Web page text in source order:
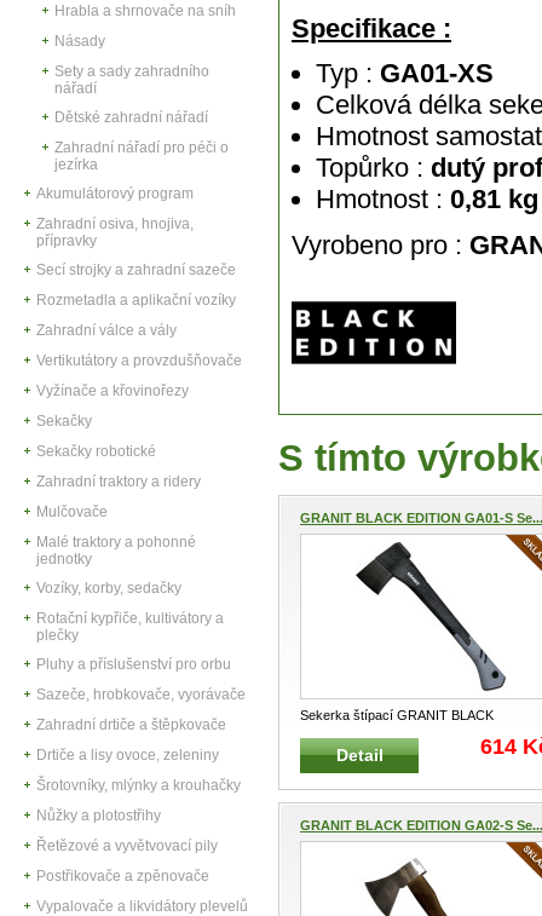
Hrabla a shrnovače na sníh
Násady
Sety a sady zahradního
nářadí
Dětské zahradní nářadí
Zahradní nářadí pro péči o
jezírka
Akumulátorový program
Zahradní osiva, hnojiva,
přípravky
Secí strojky a zahradní sazeče
Rozmetadla a aplikační vozíky
Zahradní válce a vály
Vertikutátory a provzdušňovače
Vyžínače a křovinořezy
Sekačky
Sekačky robotické
Zahradní traktory a ridery
Mulčovače
Malé traktory a pohonné
jednotky
Vozíky, korby, sedačky
Rotační kypřiče, kultivátory a
plečky
Pluhy a příslušenství pro orbu
Sazeče, hrobkovače, vyorávače
Zahradní drtiče a štěpkovače
Drtiče a lisy ovoce, zeleniny
Šrotovníky, mlýnky a krouhačky
Nůžky a plotostřihy
Řetězové a vyvětvovací pily
Postřikovače a zpěnovače
Vypalovače a likvidátory plevelů
Specifikace :
Typ : GA01-XS
Celková délka
Hmotnost
Topůrko : dutý
Hmotnost : 0,81 kg
Vyrobeno pro :
S tímto
GRANIT BLACK EDITION GA01-S Se...
Sekerka štípací GRANIT BLACK
EDITION Sekera pro štípání dřeva
...
Detail 614
GRANIT BLACK EDITION GA02-S Se...